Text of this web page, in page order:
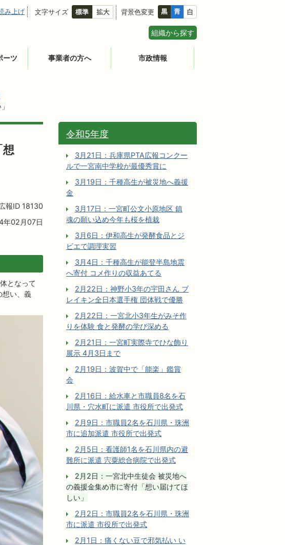
み上げ 文字サイズ 背景色変更
組織から探す
ーツ 事業者の方へ 市政情報
報ID 18130
年02月07日
となって
想い、義
令和5年度
3月21日：兵庫県PTA広報コンクー
ルで一宮南中学校が最優秀賞に
3月19日：千種高生が被災地へ義援
金
3月17日：一宮町公文小原地区 鎮
魂の願い込め今年も桜を植栽
3月6日：伊和高生が発酵食品とジ
ビエで調理実習
3月4日：千種高生が能登半島地震
へ寄付 コメ作りの収益あてる
2月22日：神野小3年の宇田さん ブ
レイキン全日本選手権 団体戦で優勝
2月22日：一宮北小3年生がみそ作
りを体験 食と発酵の学び深める
2月21日：一宮町実際寺でひな飾り
展示 4月3日まで
2月19日：波賀中で「能楽」鑑賞
会
2月16日：給水車と市職員8名を石
川県・穴水町に派遣 市役所で出発式
2月9日：市職員2名を石川県・珠洲
市に追加派遣 市役所で出発式
2月5日：看護師1名を石川県内の避
難所に派遣 宍粟総合病院で出発式
2月2日：一宮北中生徒会 被災地へ
の義援金集め市に寄付「想い届けてほ
しい」
2月2日：市職員2名を石川県・珠洲
市に派遣 市役所で出発式
2月1日：痛くない豆で邪気払い い